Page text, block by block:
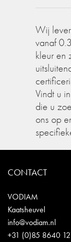
Wij
vanaf
kleur en
Vindt u
die u
ons op
CONTACT
VODIAM
Kaatsheuvel
info@vodiam.nl
+31 (0)85 8640